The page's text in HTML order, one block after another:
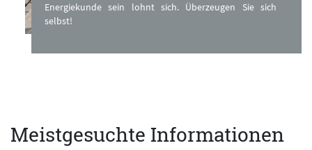
Energiekunde sein lohnt sich. Überzeugen Sie sich
selbst!
Meistgesuchte Informationen